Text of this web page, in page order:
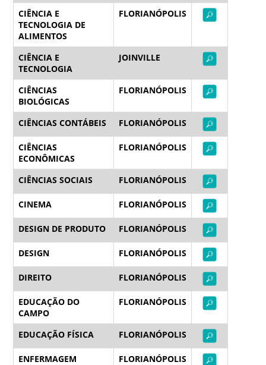
CIÊNCIA E
TECNOLOGIA DE
ALIMENTOS
FLORIANÓPOLIS
CIÊNCIA E
TECNOLOGIA
JOINVILLE
CIÊNCIAS
BIOLÓGICAS
FLORIANÓPOLIS
CIÊNCIAS CONTÁBEIS FLORIANÓPOLIS
CIÊNCIAS
ECONÔMICAS
FLORIANÓPOLIS
CIÊNCIAS SOCIAIS FLORIANÓPOLIS
CINEMA FLORIANÓPOLIS
DESIGN DE PRODUTO FLORIANÓPOLIS
DESIGN FLORIANÓPOLIS
DIREITO FLORIANÓPOLIS
EDUCAÇÃO DO
CAMPO
FLORIANÓPOLIS
EDUCAÇÃO FÍSICA FLORIANÓPOLIS
ENFERMAGEM FLORIANÓPOLIS